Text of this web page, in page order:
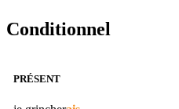
Conditionnel
PRÉSENT